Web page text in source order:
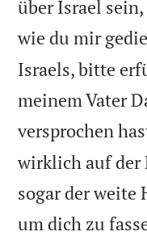
über Israel
wie du mir
Israels, bitte
meinem Vater
versprochen
wirklich auf der
sogar der weite
um dich zu